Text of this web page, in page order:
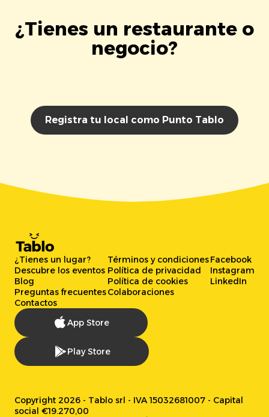
¿Tienes un restaurante o
negocio?
Registra tu local como Punto Tablo
¿Tienes un lugar?
Descubre los eventos
Blog
Preguntas frecuentes
Contactos
Términos y condiciones
Política de privacidad
Política de cookies
Colaboraciones
Facebook
Instagram
LinkedIn
App Store
Play Store
Copyright 2026 - Tablo srl - IVA 15032681007 - Capital
social €19.270,00